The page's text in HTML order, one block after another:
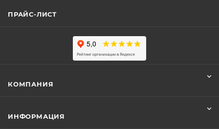
ПРАЙС-ЛИСТ
КОМПАНИЯ
ИНФОРМАЦИЯ